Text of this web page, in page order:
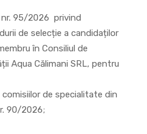
95/2026 privind
de selecție a candidaților
în Consiliul de
Aqua Călimani SRL, pentru
de specialitate din
90/2026;